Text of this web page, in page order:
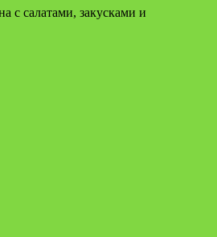
с салатами, закусками и